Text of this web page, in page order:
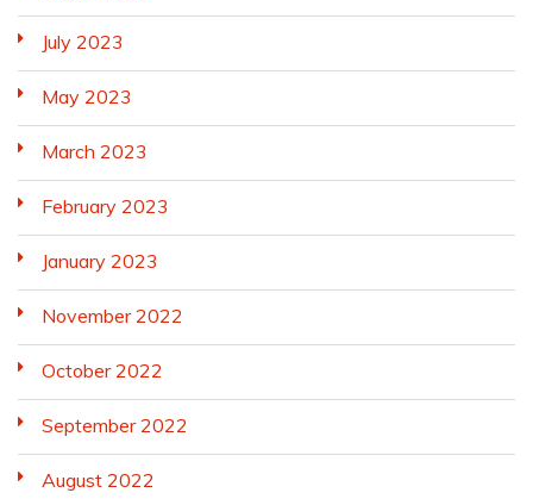
July 2023
May 2023
March 2023
February 2023
January 2023
November 2022
October 2022
September 2022
August 2022